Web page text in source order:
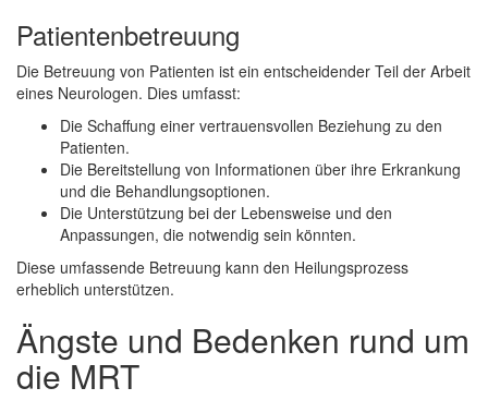
Patientenbetreuung
Die Betreuung von Patienten ist ein entscheidender Teil der Arbeit
eines Neurologen. Dies umfasst:
Die Schaffung einer vertrauensvollen Beziehung zu den
Patienten.
Die Bereitstellung von Informationen über ihre Erkrankung
und die Behandlungsoptionen.
Die Unterstützung bei der Lebensweise und den
Anpassungen, die notwendig sein könnten.
Diese umfassende Betreuung kann den Heilungsprozess
erheblich unterstützen.
Ängste und Bedenken rund um
die MRT